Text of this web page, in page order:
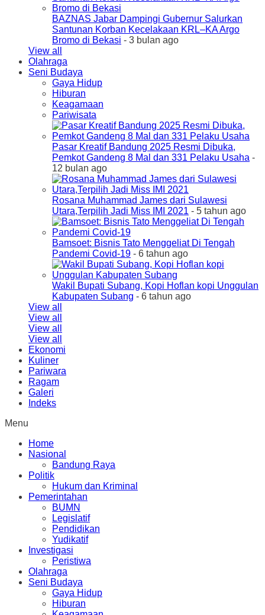
BAZNAS Jabar Dampingi Gubernur Salurkan
Santunan Korban Kecelakaan KRL–KA Argo
Bromo di Bekasi - 3 bulan ago
View all
Olahraga
Seni Budaya
Gaya Hidup
Hiburan
Keagamaan
Pariwisata
Pasar Kreatif Bandung 2025 Resmi Dibuka,
Pemkot Gandeng 8 Mal dan 331 Pelaku Usaha -
12 bulan ago
Rosana Muhammad James dari Sulawesi
Utara,Terpilih Jadi Miss IMI 2021 - 5 tahun ago
Bamsoet: Bisnis Tato Menggeliat Di Tengah
Pandemi Covid-19 - 6 tahun ago
Wakil Bupati Subang, Kopi Hoflan kopi Unggulan
Kabupaten Subang - 6 tahun ago
View all
View all
View all
View all
Ekonomi
Kuliner
Pariwara
Ragam
Galeri
Indeks
Menu
Home
Nasional
Bandung Raya
Politik
Hukum dan Kriminal
Pemerintahan
BUMN
Legislatif
Pendidikan
Yudikatif
Investigasi
Peristiwa
Olahraga
Seni Budaya
Gaya Hidup
Hiburan